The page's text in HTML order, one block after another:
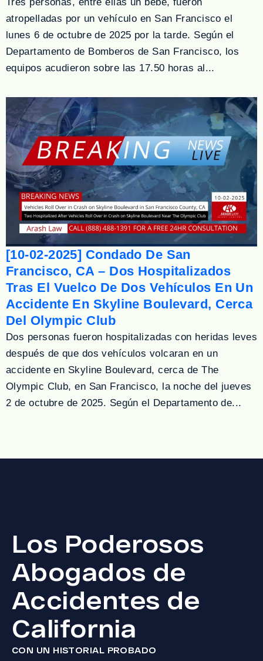
Tres personas, entre ellas un bebé, fueron
atropelladas por un vehículo en San Francisco el
lunes 6 de octubre de 2025 por la tarde. Según el
Departamento de Bomberos de San Francisco, los
equipos acudieron sobre las 17.50 horas al...
[10-02-2025] Condado De San
Francisco, CA – Dos Hospitalizados
Tras El Vuelco De Dos Vehículos En Un
Accidente En Skyline Boulevard, Cerca
Del Olympic Club
Dos personas fueron hospitalizadas con heridas leves
después de que dos vehículos volcaran en un
accidente en Skyline Boulevard, cerca de The
Olympic Club, en San Francisco, la noche del jueves
2 de octubre de 2025. Según el Departamento de...
Los Poderosos
Abogados de
Accidentes de
California
CON UN HISTORIAL PROBADO